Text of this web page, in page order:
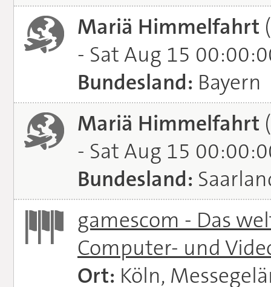
Mariä Himmelfahrt
- Sat Aug 15
Bundesland: Bayern
Mariä Himmelfahrt
- Sat Aug 15
Bundesland:
gamescom - Das
Computer- und
Ort: Köln,